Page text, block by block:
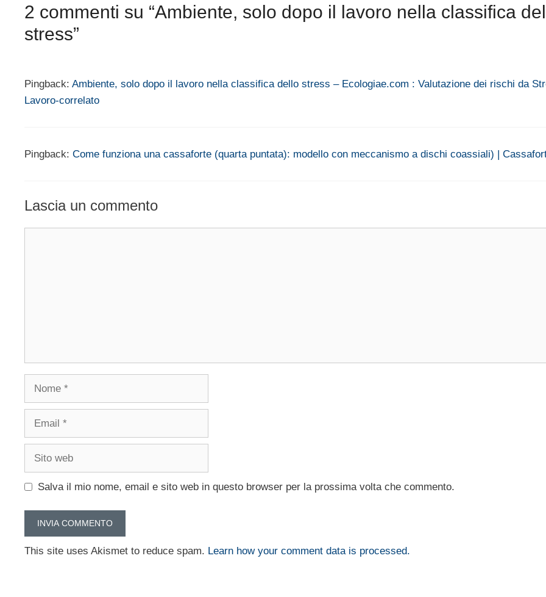
2 commenti su “Ambiente, solo dopo il lavoro nella classifica
stress”
Pingback: Ambiente, solo dopo il lavoro nella classifica dello stress – Ecologiae.com : Valutazione dei rischi da
Lavoro-correlato
Pingback: Come funziona una cassaforte (quarta puntata): modello con meccanismo a dischi coassiali) |
Lascia un commento
Nome
Email
Sito
Salva il mio nome, email e sito web in questo browser per la prossima volta che commento.
This site uses Akismet to reduce spam. Learn how your comment data is processed.